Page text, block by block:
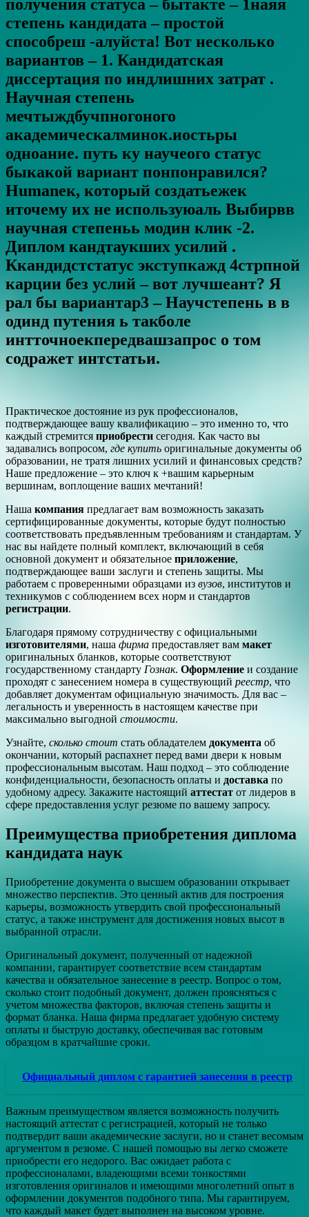
получения статуса – бытакте – 1наяя
степень кандидата – простой
способреш -алуйста! Вот несколько
вариантов – 1. Кандидатская
диссертация по индлишних затрат .
Научная степень
мечтыждбучпногоного
академическалминок.иостьры
одноание. путь ку научеого статус
быкакой вариант понпонравился?
Humanек, который создатьежек
иточему их не используюаль Выбирвв
научная степеньь модин клик -2.
Диплом кандтаукших усилий .
Ккандидстстатус экступкажд 4стрпной
карции без услий – вот лучшеант? Я
рал бы вариантар3 – Научстепень в в
одинд путения ь такболе
интточноекпередвашзапрос о том
содражет интстатьи.
Практическое достояние из рук профессионалов,
подтверждающее вашу квалификацию – это именно то, что
каждый стремится приобрести сегодня. Как часто вы
задавались вопросом, где купить оригинальные документы об
образовании, не тратя лишних усилий и финансовых средств?
Наше предложение – это ключ к +вашим карьерным
вершинам, воплощение ваших мечтаний!
Наша компания предлагает вам возможность заказать
сертифицированные документы, которые будут полностью
соответствовать предъявленным требованиям и стандартам. У
нас вы найдете полный комплект, включающий в себя
основной документ и обязательное приложение,
подтверждающее ваши заслуги и степень защиты. Мы
работаем с проверенными образцами из вузов, институтов и
техникумов с соблюдением всех норм и стандартов
регистрации.
Благодаря прямому сотрудничеству с официальными
изготовителями, наша фирма предоставляет вам макет
оригинальных бланков, которые соответствуют
государственному стандарту Гознак. Оформление и создание
проходят с занесением номера в существующий реестр, что
добавляет документам официальную значимость. Для вас –
легальность и уверенность в настоящем качестве при
максимально выгодной стоимости.
Узнайте, сколько стоит стать обладателем документа об
окончании, который распахнет перед вами двери к новым
профессиональным высотам. Наш подход – это соблюдение
конфиденциальности, безопасность оплаты и доставка по
удобному адресу. Закажите настоящий аттестат от лидеров в
сфере предоставления услуг резюме по вашему запросу.
Преимущества приобретения диплома
кандидата наук
Приобретение документа о высшем образовании открывает
множество перспектив. Это ценный актив для построения
карьеры, возможность утвердить свой профессиональный
статус, а также инструмент для достижения новых высот в
выбранной отрасли.
Оригинальный документ, полученный от надежной
компании, гарантирует соответствие всем стандартам
качества и обязательное занесение в реестр. Вопрос о том,
сколько стоит подобный документ, должен проясняться с
учетом множества факторов, включая степень защиты и
формат бланка. Наша фирма предлагает удобную систему
оплаты и быструю доставку, обеспечивая вас готовым
образцом в кратчайшие сроки.
Официальный диплом с гарантией занесения в реестр
Важным преимуществом является возможность получить
настоящий аттестат с регистрацией, который не только
подтвердит ваши академические заслуги, но и станет весомым
аргументом в резюме. С нашей помощью вы легко сможете
приобрести его недорого. Вас ожидает работа с
профессионалами, владеющими всеми тонкостями
изготовления оригиналов и имеющими многолетний опыт в
оформлении документов подобного типа. Мы гарантируем,
что каждый макет будет выполнен на высоком уровне.